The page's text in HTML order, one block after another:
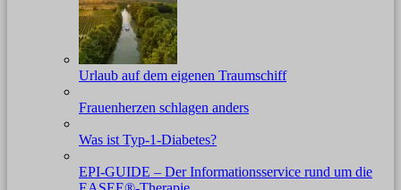
Urlaub auf dem eigenen Traumschiff
Frauenherzen schlagen anders
Was ist Typ-1-Diabetes?
EPI-GUIDE – Der Informationsservice rund um die